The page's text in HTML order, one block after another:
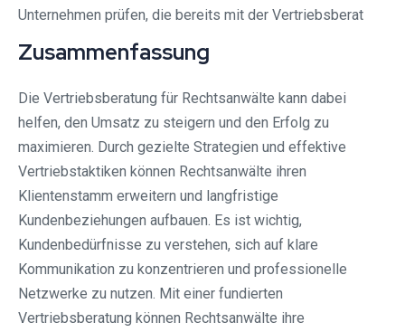
Unternehmen prüfen, die bereits mit der Vertriebsberat
Zusammenfassung
Die Vertriebsberatung für Rechtsanwälte kann dabei
helfen, den Umsatz zu steigern und den Erfolg zu
maximieren. Durch gezielte Strategien und effektive
Vertriebstaktiken können Rechtsanwälte ihren
Klientenstamm erweitern und langfristige
Kundenbeziehungen aufbauen. Es ist wichtig,
Kundenbedürfnisse zu verstehen, sich auf klare
Kommunikation zu konzentrieren und professionelle
Netzwerke zu nutzen. Mit einer fundierten
Vertriebsberatung können Rechtsanwälte ihre